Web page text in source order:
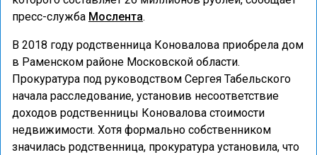
пресс-служба Мослента.
В 2018 году родственница Коновалова приобрела дом
в Раменском районе Московской области.
Прокуратура под руководством Сергея Табельского
начала расследование, установив несоответствие
доходов родственницы Коновалова стоимости
недвижимости. Хотя формально собственником
значилась родственница, прокуратура установила, что